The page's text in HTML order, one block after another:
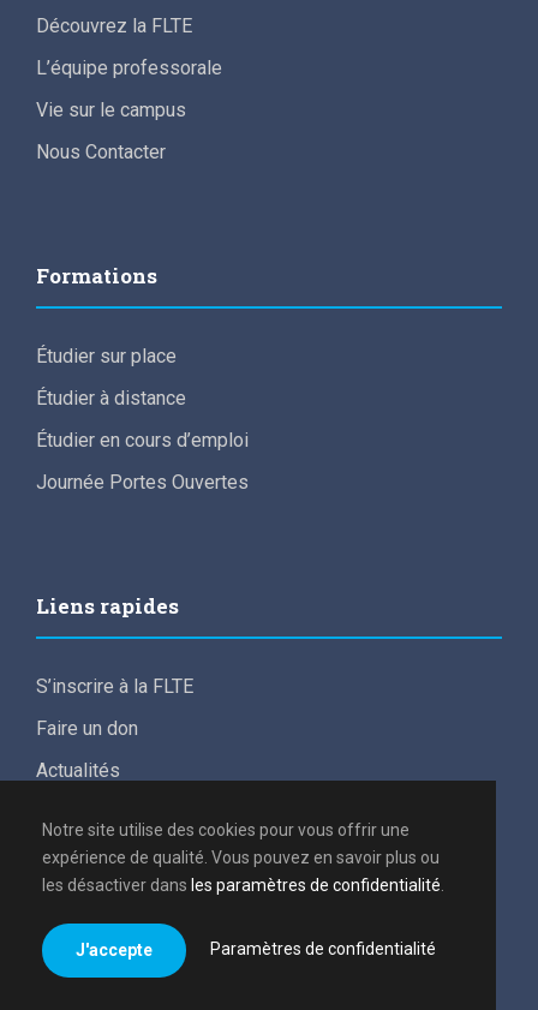
Découvrez la FLTE
L’équipe professorale
Vie sur le campus
Nous Contacter
Formations
Étudier sur place
Étudier à distance
Étudier en cours d’emploi
Journée Portes Ouvertes
Liens rapides
S’inscrire à la FLTE
Faire un don
Actualités
Conditions de participation aux frais d’études
Politique de confidentialité
Tous droits réservés 2021, FLTE
Notre site utilise des cookies pour vous offrir une
expérience de qualité. Vous pouvez en savoir plus ou
les désactiver dans les paramètres de confidentialité
J'accepte Paramètres de confidentialité